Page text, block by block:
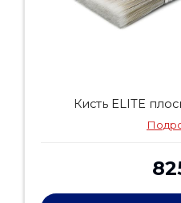
Кисть ELITE